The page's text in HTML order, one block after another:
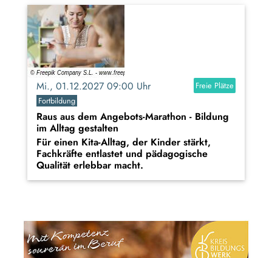
Mi., 01.12.2027 09:00 Uhr
Freie Plätze
Fortbildung
Raus aus dem Angebots-Marathon - Bildung
im Alltag gestalten
Für einen Kita-Alltag, der Kinder stärkt,
Fachkräfte entlastet und pädagogische
Qualität erlebbar macht.